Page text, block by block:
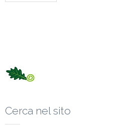
Cerca nel sito